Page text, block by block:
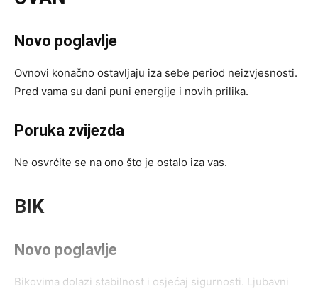
Novo poglavlje
Ovnovi konačno ostavljaju iza sebe period neizvjesnosti.
Pred vama su dani puni energije i novih prilika.
Poruka zvijezda
Ne osvrćite se na ono što je ostalo iza vas.
BIK
Novo poglavlje
Bikovima dolazi stabilnost i osjećaj sigurnosti. Ljubavni